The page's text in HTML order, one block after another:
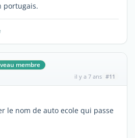
portugais.
membre
il y a 7 ans #11
le nom de auto ecole qui passe